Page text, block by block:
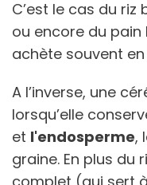
C’est le cas du
ou encore du pain
achète souvent
A l’inverse, une
lorsqu’elle
et l'endosperme,
graine. En plus du